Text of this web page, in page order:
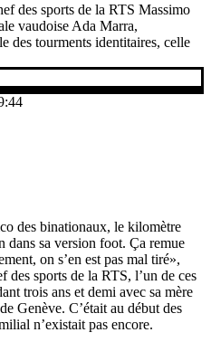
des sports de la RTS Massimo
vaudoise Ada Marra,
des tourments identitaires, celle
des binationaux, le kilomètre
dans sa version foot. Ça remue
on s’en est pas mal tiré»,
des sports de la RTS, l’un de ces
trois ans et demi avec sa mère
Genève. C’était au début des
n’existait pas encore.